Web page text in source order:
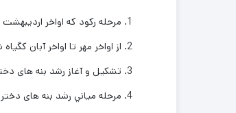
مرحله ركود که اواخر اردیبهشت
از اواخر مهر تا اواخر آبان
تشكيل و آغاز رشد بنه های
مرحله مياني رشد بنه های